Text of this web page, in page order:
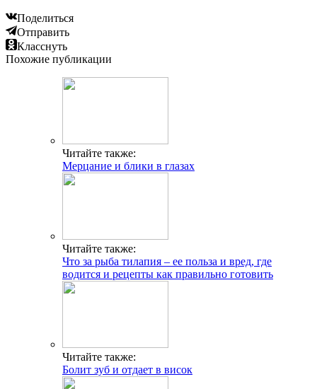
Поделиться
Отправить
Класснуть
Похожие публикации
Читайте также:
Мерцание и блики в глазах
Читайте также:
Что за рыба тилапия – ее польза и вред, где
водится и рецепты как правильно готовить
Читайте также:
Болит зуб и отдает в висок